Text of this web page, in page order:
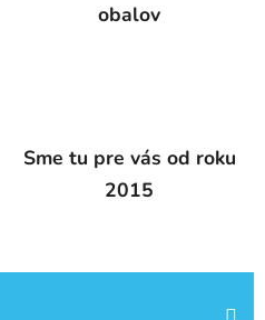
obalov
Sme tu pre vás od roku
2015